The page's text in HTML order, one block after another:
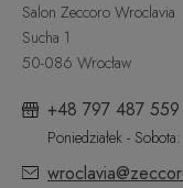
Salon Zeccoro Wroclavia
Sucha 1
50-086 Wrocław
+48 797 487 559
Poniedziałek -